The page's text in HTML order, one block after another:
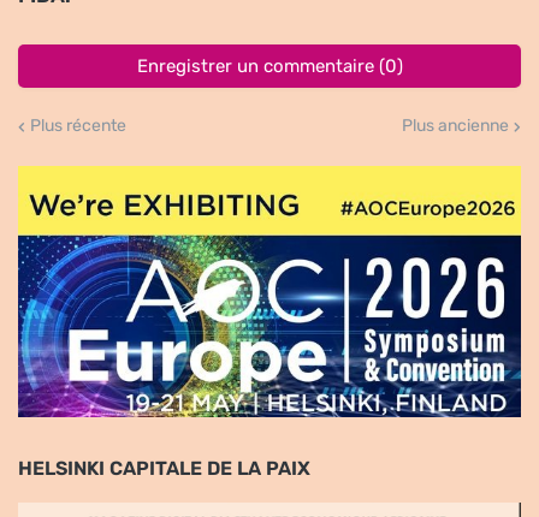
Enregistrer un commentaire (0)
Plus récente Plus ancienne
HELSINKI CAPITALE DE LA PAIX